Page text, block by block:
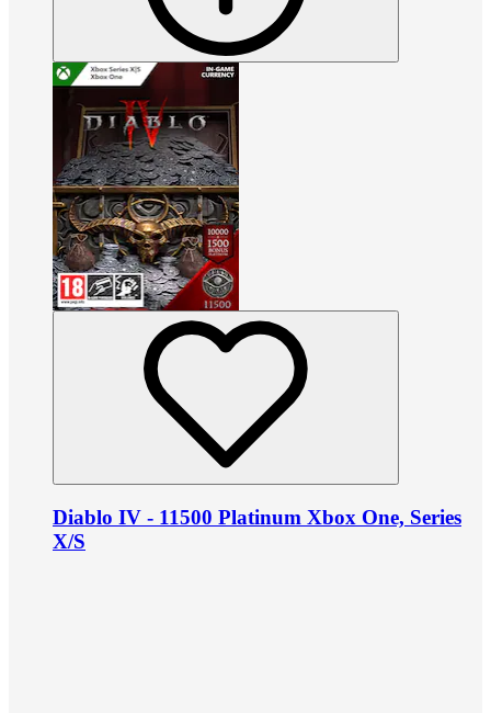
Diablo IV - 11500 Platinum Xbox One, Series
X/S